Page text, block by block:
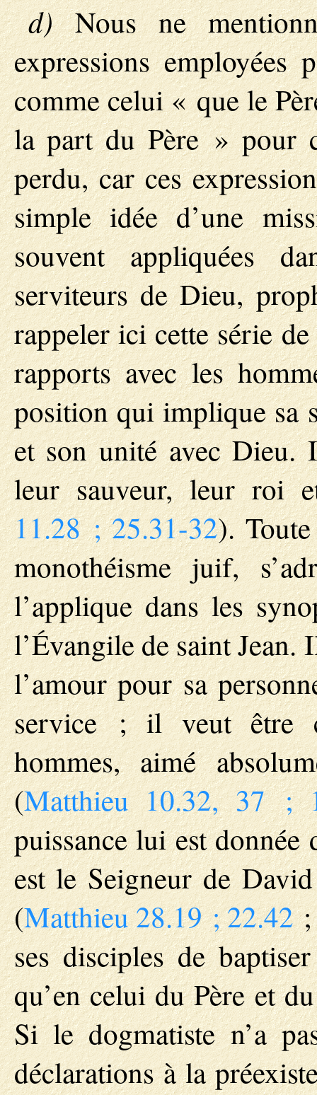
d)Nous ne
expressions employées
comme celui « que le
la part du Père » pour
perdu, car ces
simple idée d’une
souvent appliquées
serviteurs de Dieu,
rappeler ici cette série
rapports avec les
position qui implique sa
et son unité avec Dieu.
leur sauveur, leur roi
11.28 ; 25.31-32).
monothéisme juif,
l’applique dans les
l’Évangile de saint Jean.
l’amour pour sa
service ; il veut être
hommes, aimé
(Matthieu 10.32, 37 ;
puissance lui est
est le Seigneur de
(Matthieu 28.19 ; 22.42
ses disciples de
qu’en celui du Père et
Si le dogmatiste n’a
déclarations à la